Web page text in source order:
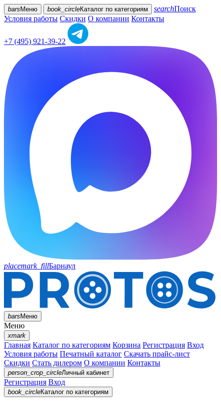
bars Меню book_circleКаталог по категориям searchПоиск
Условия работы Скидки О компании Контакты
+7 (495) 921-39-22
placemark_fillБарнаул
barsМеню
Меню
xmark
Главная Каталог по категориям Корзина Регистрация Вход
Условия работы Печатный каталог Скачать прайс-лист
Скидки Стать дилером О компании Контакты
person_crop_circleЛичный кабинет
Регистрация Вход
book_circleКаталог по категориям